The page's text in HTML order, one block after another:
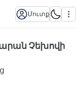
Մուտք
Չեխովի